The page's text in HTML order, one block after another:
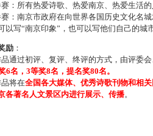
：所有热爱诗歌、热爱南京、热爱生活的
：南京市政府在向世界各国历史文化名
写“南京印象”，也可以写他们自己的城
励 ：
通过初评、复评、终评的方式，由评委会
6名，3等奖8名，提名奖80名。
将在全国各大媒体、优秀诗歌刊物和相
各著名人文景区内进行展示、传播。